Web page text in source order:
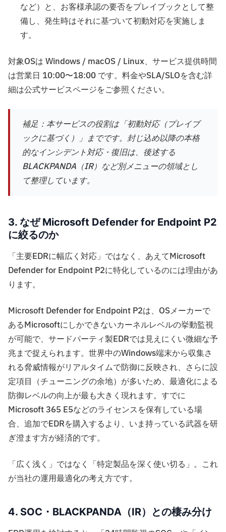
など）と、お客様承認の要否をプレイブックとして整
備し、発生時はそれに基づいて初動対応を実施しま
す。
対象OSは Windows / macOS / Linux、サービス提供時間
は営業日 10:00〜18:00 です。料金やSLA/SLOを含む詳
細は公式サービスページをご参照ください。
補足：本サービスの役割は「初動対応（プレイブ
ックに基づく）」までです。封じ込め以降の本格
的なインシデント対応・復旧は、後述する
BLACKPANDA（IR）など別メニューの領域とし
て整理しています。
3. なぜ Microsoft Defender for Endpoint P2
に絞るのか
「主要EDRに幅広く対応」ではなく、あえてMicrosoft
Defender for Endpoint P2に特化しているのには理由があ
ります。
Microsoft Defender for Endpoint P2は、OSメーカーで
あるMicrosoftにしかできないカーネルレベルの挙動監視
が可能で、サードパーティ製EDRでは見えにくい微細な予
兆まで捉えられます。世界中のWindows端末から収集さ
れる脅威情報がリアルタイムで防御に反映され、さらに設
定項目（チューニングの余地）が多いため、最適化による
防御レベルの向上が最も大きく現れます。すでに
Microsoft 365 E5などのライセンスを保有している場
合、追加でEDRを購入するより、いま持っている武器を研
ぎ澄ます方が経済的です。
「広く浅く」ではなく「特定製品を深く使い切る」。これ
が当社の運用最適化の考え方です。
4. SOC・BLACKPANDA（IR）との棲み分け